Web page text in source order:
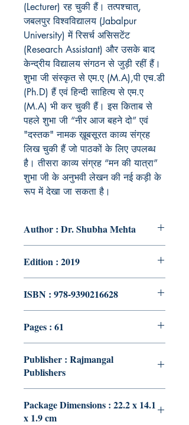
(Lecturer) रह चुकी हैं। तत्पश्चात्,
जबलपुर विश्वविद्यालय (Jabalpur
University) में रिसर्च असिसटेंट
(Research Assistant) और उसके बाद
केन्द्रीय विद्यालय संगठन से जुड़ी रहीं हैं।
शुभा जी संस्कृत से एम.ए (M.A),पी एच.डी
(Ph.D) हैं एवं हिन्दी साहित्य से एम.ए
(M.A) भी कर चुकी हैं। इस किताब से
पहले शुभा जी “नीर आज बहने दो” एवं
"दस्तक" नामक ख़ूबसूरत काव्य संग्रह
लिख चुकी हैं जो पाठकों के लिए उपलब्ध
है। तीसरा काव्य संग्रह “मन की यात्रा”
शुभा जी के अनुभवी लेखन की नई कड़ी के
रूप में देखा जा सकता है।
Author : Dr. Shubha Mehta
Edition : 2019
ISBN : 978-9390216628
Pages : 61
Publisher : Rajmangal
Publishers
Package Dimensions : 22.2 x 14.1
x 1.9 cm